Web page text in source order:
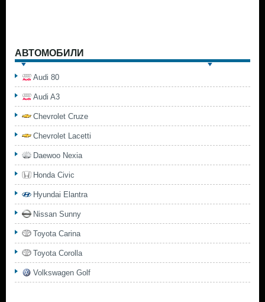
АВТОМОБИЛИ
Audi 80
Audi A3
Chevrolet Cruze
Chevrolet Lacetti
Daewoo Nexia
Honda Civic
Hyundai Elantra
Nissan Sunny
Toyota Carina
Toyota Corolla
Volkswagen Golf